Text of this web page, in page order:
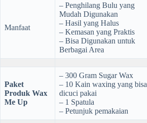
Manfaat
– Penghilang Bulu yang
Mudah Digunakan
– Hasil yang Halus
– Kemasan yang Praktis
– Bisa Digunakan untuk
Berbagai Area
Paket
Produk Wax
Me Up
– 300 Gram Sugar Wax
– 10 Kain waxing yang bisa
dicuci pakai
– 1 Spatula
– Petunjuk pemakaian